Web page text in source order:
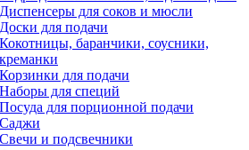
Диспенсеры для соков и мюсли
Доски для подачи
Кокотницы, баранчики, соусники,
креманки
Корзинки для подачи
Наборы для специй
Посуда для порционной подачи
Саджи
Свечи и подсвечники